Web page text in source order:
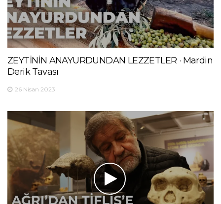
ZEYTİNİN ANAYURDUNDAN LEZZETLER · Mardin
Derik Tavası
26 Nisan 2023